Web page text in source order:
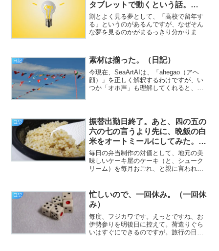
タブレットで動くという話。
（PCネタ）
割とよく見る夢として、「高校で留年す
る」というのがあるんですが、なぜそん
な夢を見るのかがまるっきり分かりませ
連の話題を書くと、スコーンとアクセ
ス...
日記 素材は揃った。（日記）
今現在、SeaArtAIは、「ahegao（アヘ
顔）」を正しく解釈するわけですが、い
つか「オホ声」も理解してくれると、多
は、意外とそ...
日記
振替出勤日終了。あと、四の五の
六の七の言うより先に、晩飯の白
米をオートミールにしてみた。
（日記）
毎日の弁当制作の対価として、地元の美
味しいケーキ屋のケーキ（と、シューク
リーム）を毎月おごれ、と親に言われた
味が違う」という一言で「（スーパー
の）寿司のほうがいい」と言...
日記
忙しいので、一回休み。（一回休
み）
毎度、フジカワです。えっとですね、お
伊勢参りを明後日に控えて。荷造りぐら
いはすぐにできるのですが。旅行の日程